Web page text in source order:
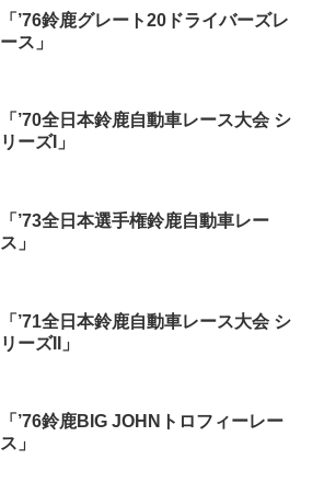
「’76鈴鹿グレート20ドライバーズレ
ース」
「’70全日本鈴鹿自動車レース大会 シ
リーズI」
「’73全日本選手権鈴鹿自動車レー
ス」
「’71全日本鈴鹿自動車レース大会 シ
リーズII」
「’76鈴鹿BIG JOHNトロフィーレー
ス」